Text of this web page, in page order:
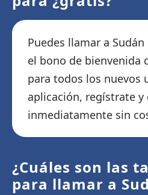
Puedes llamar a
el bono de bienvenida
para todos los nuevos
aplicación, regístrate y
inmediatamente sin
¿Cuáles son las
para llamar a